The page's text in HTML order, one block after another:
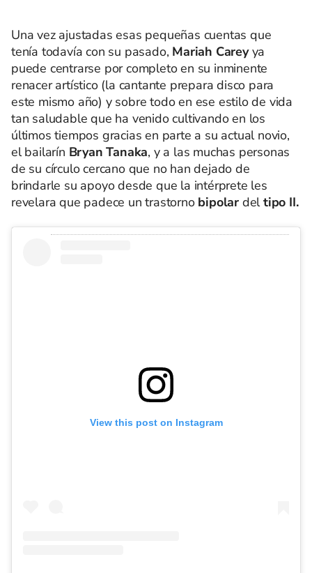
Una vez ajustadas esas pequeñas cuentas que
tenía todavía con su pasado, Mariah Careyya
puede centrarse por completo en su inminente
renacer artístico (la cantante prepara disco para
este mismo año) y sobre todo en ese estilo de vida
tan saludable que ha venido cultivando en los
últimos tiempos gracias en parte a su actual novio,
el bailarín Bryan Tanaka, y a las muchas personas
de su círculo cercano que no han dejado de
brindarle su apoyo desde que la intérprete les
revelara que padece un trastorno bipolar deltipo II.
View this post on Instagram